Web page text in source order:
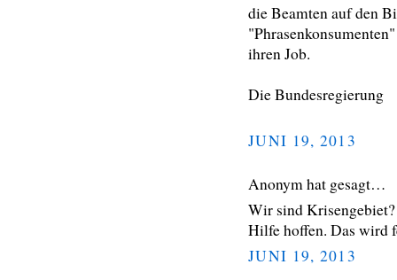
die Beamten auf den
ihren Job.
Die Bundesregierung
JUNI 19, 2013
Anonym hat gesagt…
Wir sind
Hilfe hoffen. Das wird
JUNI 19, 2013